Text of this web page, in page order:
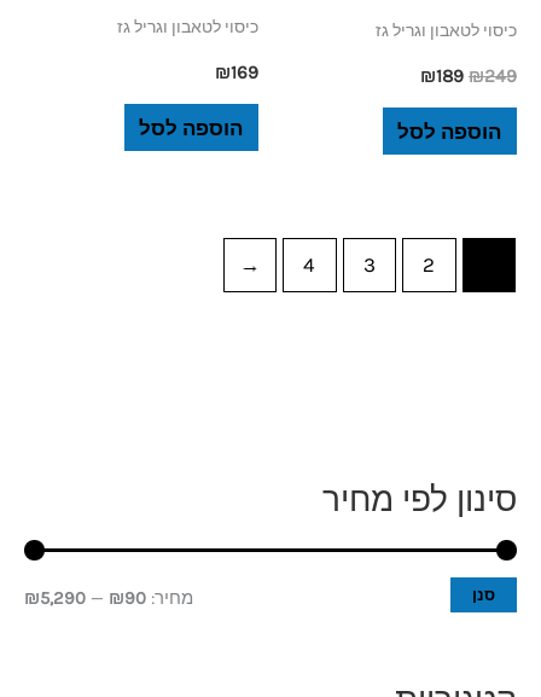
סינון לפי מחיר
סנן מחיר: ₪90
—
₪5,290
כיסוי לטאבון וגריל גז
₪249
₪189
הוספה לסל
כיסוי לטאבון וגריל גז
₪169
הוספה לסל
2
3
4
←